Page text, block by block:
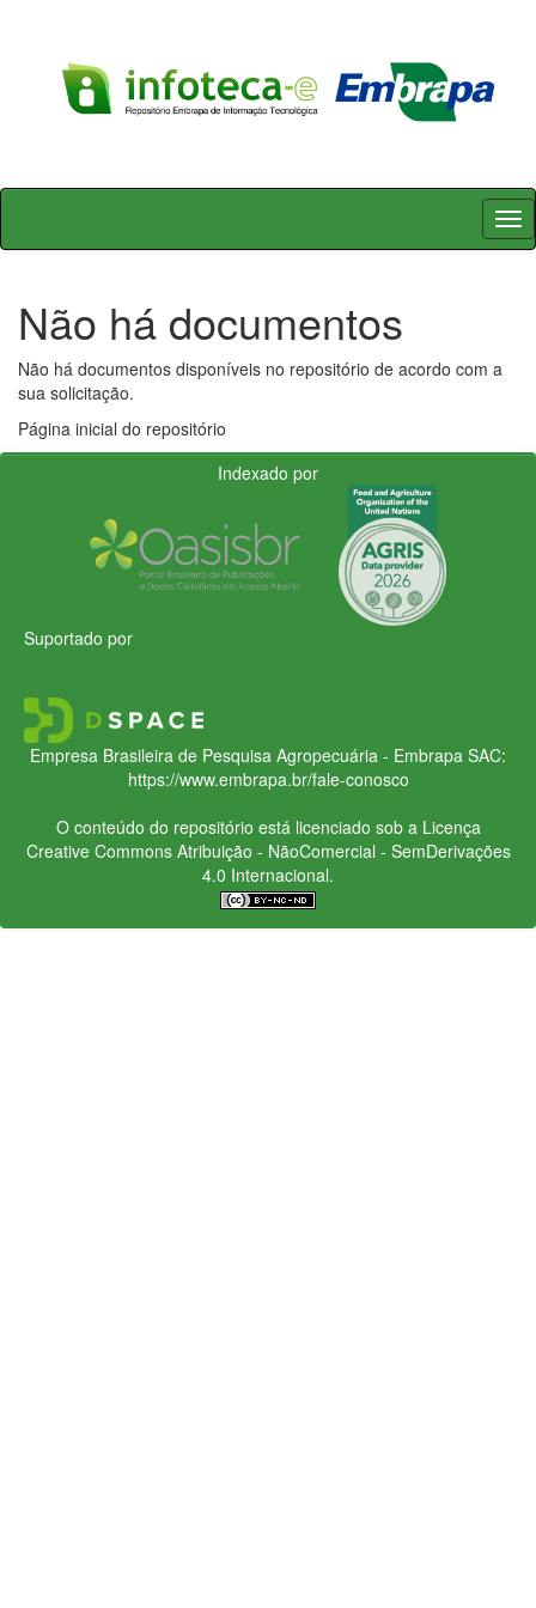
Skip
Não há documentos
Não há documentos disponíveis no repositório de acordo com a
sua solicitação.
Página inicial do repositório
Indexado por
Suportado por
Empresa Brasileira de Pesquisa Agropecuária - Embrapa SAC:
https://www.embrapa.br/fale-conosco
O conteúdo do repositório está licenciado sob a Licença
Creative CommonsAtribuição - NãoComercial - SemDerivações
4.0 Internacional.